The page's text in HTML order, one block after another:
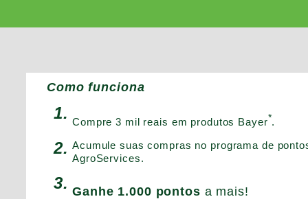
Como funciona
1. Compre 3 mil reais em produtos Bayer*.
2. Acumule suas compras no programa de
AgroServices.
3. Ganhe 1.000 pontos a mais!